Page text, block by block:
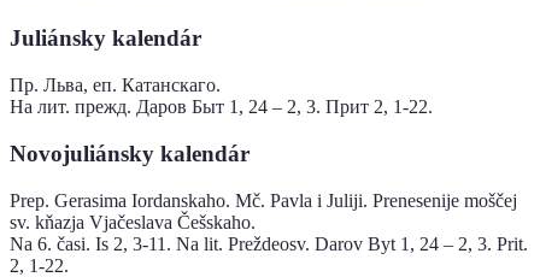
Juliánsky kalendár
Пр. Льва, еп. Катанскаго.
На лит. прежд. Даров Быт 1, 24 – 2, 3. Прит 2, 1-22.
Novojuliánsky kalendár
Prep. Gerasima Iordanskaho. Mč. Pavla i Juliji. Prenesenije moščej
sv. kňazja Vjačeslava Češskaho.
Na 6. časi. Is 2, 3-11. Na lit. Preždeosv. Darov Byt 1, 24 – 2, 3. Prit.
2, 1-22.